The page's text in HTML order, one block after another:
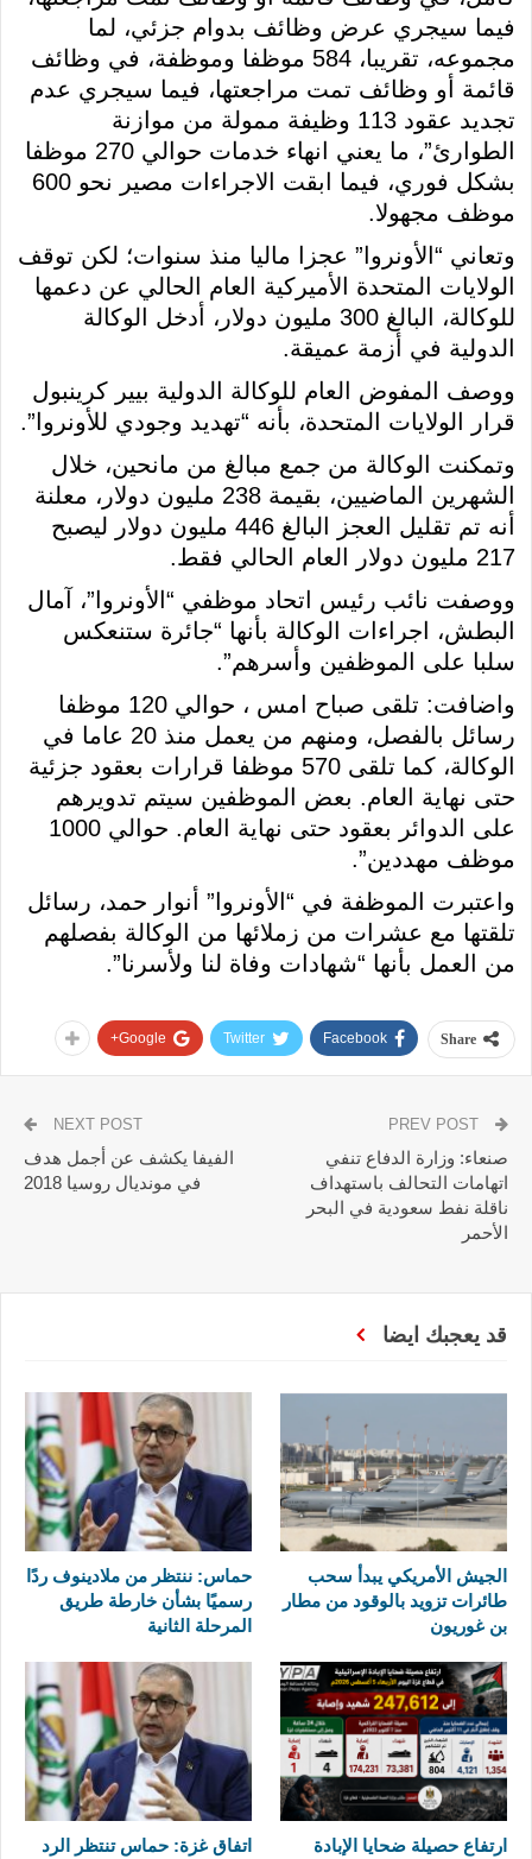
فيما سيجري عرض وظائف بدوام جزئي، لما
مجموعه، تقريبا، 584 موظفا وموظفة، في وظائف
قائمة أو وظائف تمت مراجعتها، فيما سيجري عدم
تجديد عقود 113 وظيفة ممولة من موازنة
الطوارئ”، ما يعني انهاء خدمات حوالي 270 موظفا
بشكل فوري، فيما ابقت الاجراءات مصير نحو 600
موظف مجهولا.
وتعاني “الأونروا” عجزا ماليا منذ سنوات؛ لكن توقف
الولايات المتحدة الأميركية العام الحالي عن دعمها
للوكالة، البالغ 300 مليون دولار، أدخل الوكالة
الدولية في أزمة عميقة.
ووصف المفوض العام للوكالة الدولية بيير كرينبول
قرار الولايات المتحدة، بأنه “تهديد وجودي للأونروا”.
وتمكنت الوكالة من جمع مبالغ من مانحين، خلال
الشهرين الماضيين، بقيمة 238 مليون دولار، معلنة
أنه تم تقليل العجز البالغ 446 مليون دولار ليصبح
217 مليون دولار العام الحالي فقط.
ووصفت نائب رئيس اتحاد موظفي “الأونروا”، آمال
البطش، اجراءات الوكالة بأنها “جائرة ستنعكس
سلبا على الموظفين وأسرهم”.
واضافت: تلقى صباح امس ، حوالي 120 موظفا
رسائل بالفصل، ومنهم من يعمل منذ 20 عاما في
الوكالة، كما تلقى 570 موظفا قرارات بعقود جزئية
حتى نهاية العام. بعض الموظفين سيتم تدويرهم
على الدوائر بعقود حتى نهاية العام. حوالي 1000
موظف مهددين”.
واعتبرت الموظفة في “الأونروا” أنوار حمد، رسائل
تلقتها مع عشرات من زملائها من الوكالة بفصلهم
من العمل بأنها “شهادات وفاة لنا ولأسرنا”.
Share
Facebook
Twitter
Google+
صنعاء: وزارة الدفاع تنفي
اتهامات التحالف باستهداف
ناقلة نفط سعودية في البحر
الأحمر
NEXT POST
الفيفا يكشف عن أجمل هدف
في مونديال روسيا 2018
قد يعجبك ايضا
الجيش الأمريكي يبدأ سحب
طائرات تزويد بالوقود من مطار
بن غوريون
حماس: ننتظر من ملادينوف ردًا
رسميًا بشأن خارطة طريق
المرحلة الثانية
ارتفاع حصيلة ضحايا الإبادة اتفاق غزة: حماس تنتظر الرد